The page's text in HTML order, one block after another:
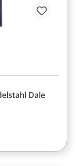
Dale